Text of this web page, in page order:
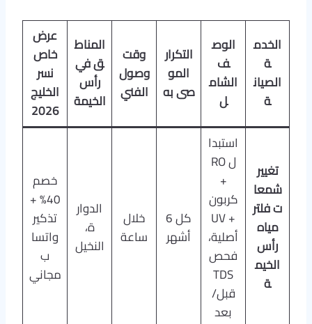
الخدم
ة
الصيان
ة
الوص
ف
الشام
ل
التكرار
المو
صى به
وقت
وصول
الفني
المناط
ق في
رأس
الخيمة
عرض
خاص
نسر
الخليج
2026
تغيير
شمعا
ت فلتر
مياه
رأس
الخيم
ة
استبدا
ل RO
+
كربون
+ UV
أصلية،
فحص
TDS
قبل/
بعد
كل 6
أشهر
خلال
ساعة
الدوار
ة،
النخيل
خصم
40% +
تذكير
واتسا
ب
مجاني